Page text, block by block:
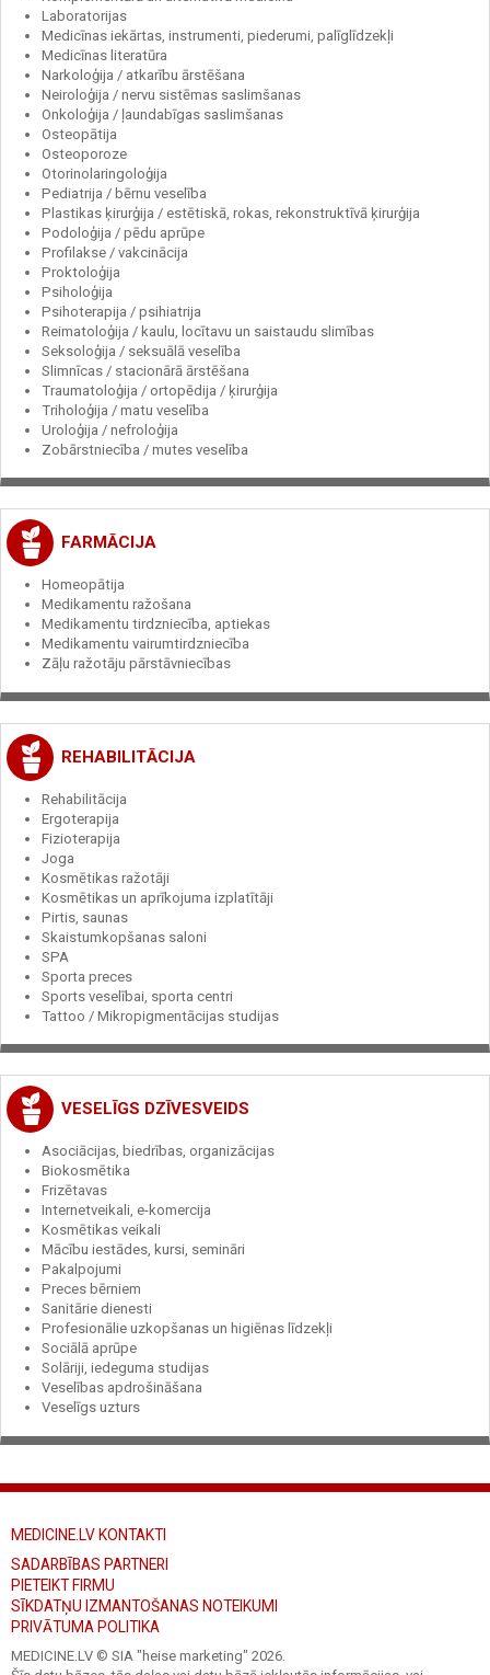
Laboratorijas
Medicīnas iekārtas, instrumenti, piederumi, palīglīdzekļi
Medicīnas literatūra
Narkoloģija / atkarību ārstēšana
Neiroloģija / nervu sistēmas saslimšanas
Onkoloģija / ļaundabīgas saslimšanas
Osteopātija
Osteoporoze
Otorinolaringoloģija
Pediatrija / bērnu veselība
Plastikas ķirurģija / estētiskā, rokas, rekonstruktīvā ķirurģija
Podoloģija / pēdu aprūpe
Profilakse / vakcinācija
Proktoloģija
Psiholoģija
Psihoterapija / psihiatrija
Reimatoloģija / kaulu, locītavu un saistaudu slimības
Seksoloģija / seksuālā veselība
Slimnīcas / stacionārā ārstēšana
Traumatoloģija / ortopēdija / ķirurģija
Triholoģija / matu veselība
Uroloģija / nefroloģija
Zobārstniecība / mutes veselība
FARMĀCIJA
Homeopātija
Medikamentu ražošana
Medikamentu tirdzniecība, aptiekas
Medikamentu vairumtirdzniecība
Zāļu ražotāju pārstāvniecības
REHABILITĀCIJA
Rehabilitācija
Ergoterapija
Fizioterapija
Joga
Kosmētikas ražotāji
Kosmētikas un aprīkojuma izplatītāji
Pirtis, saunas
Skaistumkopšanas saloni
SPA
Sporta preces
Sports veselībai, sporta centri
Tattoo / Mikropigmentācijas studijas
VESELĪGS DZĪVESVEIDS
Asociācijas, biedrības, organizācijas
Biokosmētika
Frizētavas
Internetveikali, e-komercija
Kosmētikas veikali
Mācību iestādes, kursi, semināri
Pakalpojumi
Preces bērniem
Sanitārie dienesti
Profesionālie uzkopšanas un higiēnas līdzekļi
Sociālā aprūpe
Solāriji, iedeguma studijas
Veselības apdrošināšana
Veselīgs uzturs
MEDICINE.LV KONTAKTI
SADARBĪBAS PARTNERI
PIETEIKT FIRMU
SĪKDATŅU IZMANTOŠANAS NOTEIKUMI
PRIVĀTUMA POLITIKA
MEDICINE.LV © SIA "heise marketing" 2026.